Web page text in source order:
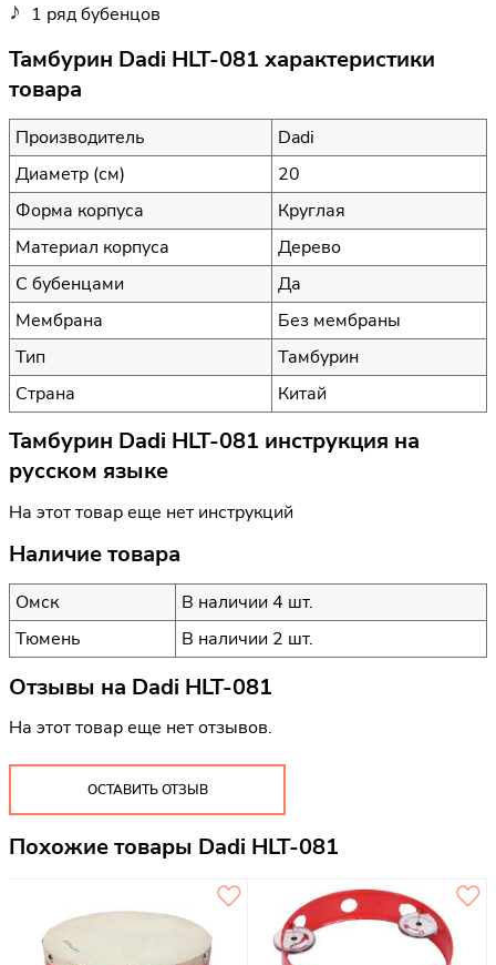
1 ряд бубенцов
Тамбурин Dadi HLT-081 характеристики
товара
Производитель
Dadi
Диаметр (см)
20
Форма корпуса
Круглая
Материал корпуса
Дерево
С бубенцами
Да
Мембрана
Без мембраны
Тип
Тамбурин
Страна
Китай
Тамбурин Dadi HLT-081 инструкция на
русском языке
На этот товар еще нет инструкций
Наличие товара
Омск
В наличии 4 шт.
Тюмень
В наличии 2 шт.
Отзывы на Dadi HLT-081
На этот товар еще нет отзывов.
ОСТАВИТЬ ОТЗЫВ
Похожие товары Dadi HLT-081